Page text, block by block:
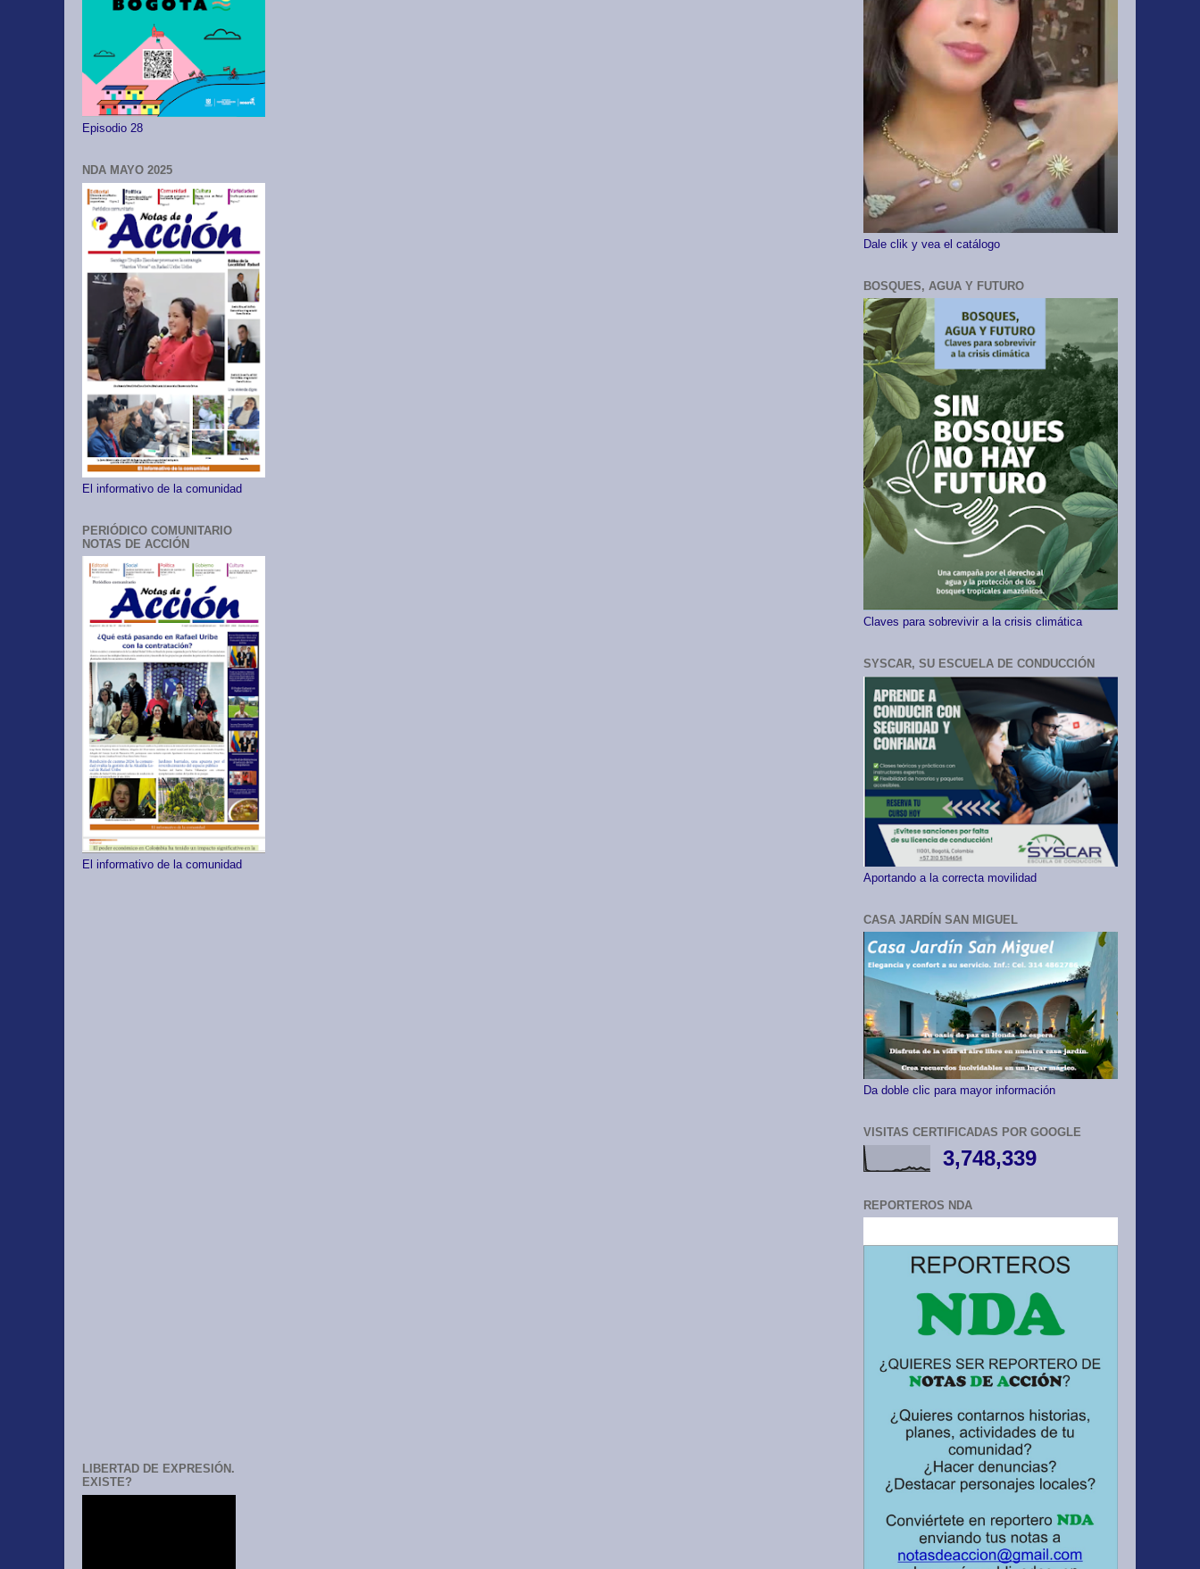
Episodio 28
NDA MAYO 2025
El informativo de la comunidad
PERIÓDICO COMUNITARIO
NOTAS DE ACCIÓN
El informativo de la comunidad
LIBERTAD DE EXPRESIÓN.
EXISTE?
Dale clik y vea el catálogo
BOSQUES, AGUA Y FUTURO
Claves para sobrevivir a la crisis climática
SYSCAR, SU ESCUELA DE CONDUCCIÓN
Aportando a la correcta movilidad
CASA JARDÍN SAN MIGUEL
Da doble clic para mayor información
VISITAS CERTIFICADAS POR GOOGLE
3,748,339
REPORTEROS NDA